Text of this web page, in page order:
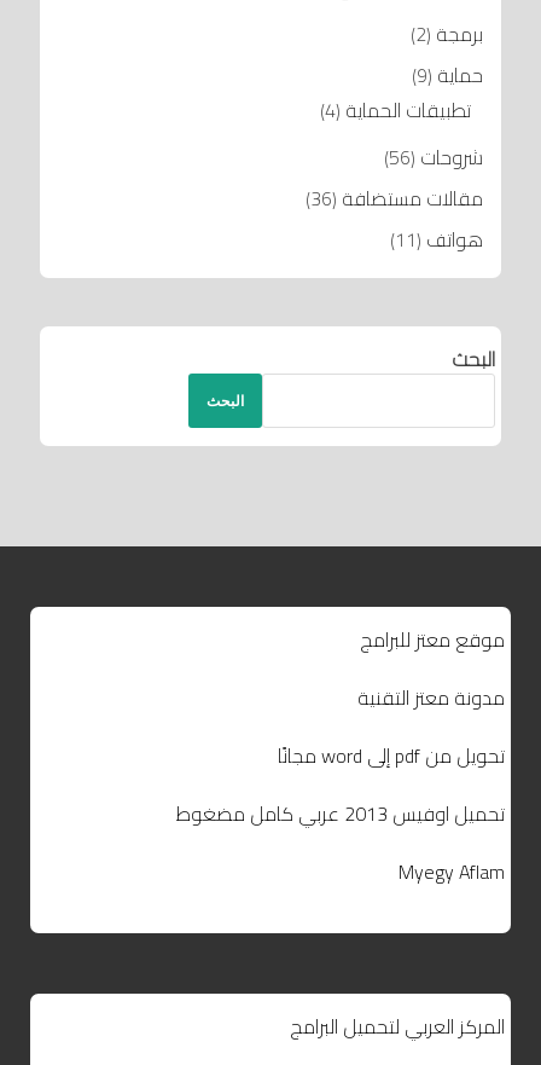
برمجة (2)
حماية (9)
تطبيقات الحماية (4)
شروحات (56)
مقالات مستضافة (36)
هواتف (11)
البحث
البحث
موقع معتز للبرامج
مدونة معتز التقنية
تحويل من pdf إلى word مجانًا
تحميل اوفيس 2013 عربي كامل مضغوط
Myegy Aflam
المركز العربي لتحميل البرامج